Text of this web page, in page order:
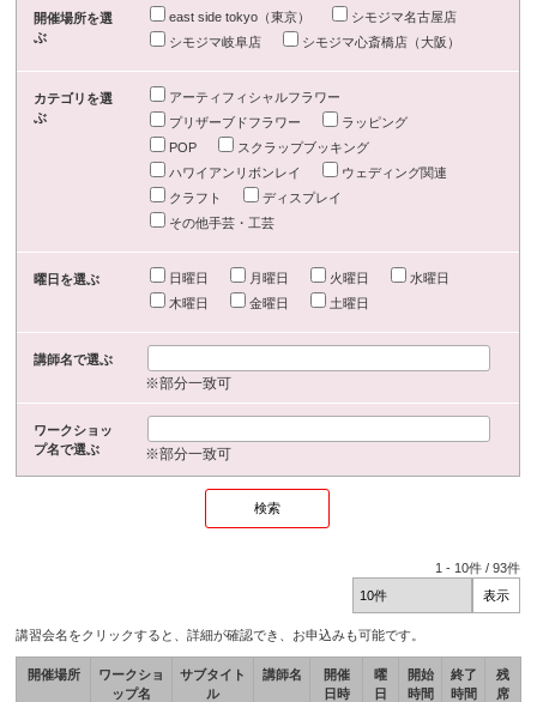
開催場所を選
ぶ
east side tokyo（東京）
シモジマ名古屋店
シモジマ岐阜店
シモジマ心斎橋店（大阪）
カテゴリを選
ぶ
アーティフィシャルフラワー
プリザーブドフラワー
ラッピング
POP
スクラップブッキング
ハワイアンリボンレイ
ウェディング関連
クラフト
ディスプレイ
その他手芸・工芸
曜日を選ぶ 日曜日 月曜日 火曜日
水曜日
木曜日
金曜日 土曜日
講師名で選ぶ
※部分一致可
ワークショッ
プ名で選ぶ
※部分一致可
1 - 10件 /93件
講習会名をクリックすると、詳細が確認でき、お申込みも可能です。
開催場所
ワークショ
ップ名
サブタイト
ル
講師名
開催
日時
曜
日
開始
時間
終了
時間
残
席